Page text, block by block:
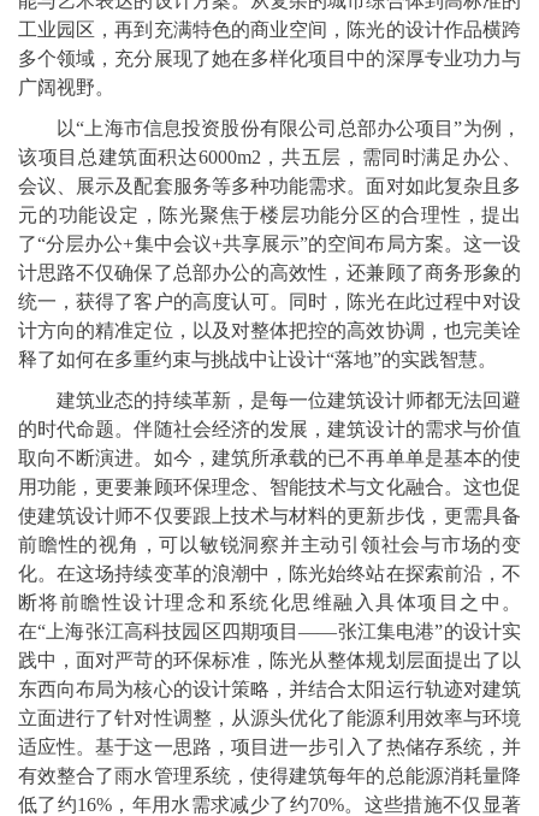
工业园区，再到充满特色的商业空间，陈光的设计作品横跨
多个领域，充分展现了她在多样化项目中的深厚专业功力与
广阔视野。
以“上海市信息投资股份有限公司总部办公项目”为例，
该项目总建筑面积达6000m2，共五层，需同时满足办公、
会议、展示及配套服务等多种功能需求。面对如此复杂且多
元的功能设定，陈光聚焦于楼层功能分区的合理性，提出
了“分层办公+集中会议+共享展示”的空间布局方案。这一设
计思路不仅确保了总部办公的高效性，还兼顾了商务形象的
统一，获得了客户的高度认可。同时，陈光在此过程中对设
计方向的精准定位，以及对整体把控的高效协调，也完美诠
释了如何在多重约束与挑战中让设计“落地”的实践智慧。
建筑业态的持续革新，是每一位建筑设计师都无法回避
的时代命题。伴随社会经济的发展，建筑设计的需求与价值
取向不断演进。如今，建筑所承载的已不再单单是基本的使
用功能，更要兼顾环保理念、智能技术与文化融合。这也促
使建筑设计师不仅要跟上技术与材料的更新步伐，更需具备
前瞻性的视角，可以敏锐洞察并主动引领社会与市场的变
化。在这场持续变革的浪潮中，陈光始终站在探索前沿，不
断将前瞻性设计理念和系统化思维融入具体项目之中。
在“上海张江高科技园区四期项目——张江集电港”的设计实
践中，面对严苛的环保标准，陈光从整体规划层面提出了以
东西向布局为核心的设计策略，并结合太阳运行轨迹对建筑
立面进行了针对性调整，从源头优化了能源利用效率与环境
适应性。基于这一思路，项目进一步引入了热储存系统，并
有效整合了雨水管理系统，使得建筑每年的总能源消耗量降
低了约16%，年用水需求减少了约70%。这些措施不仅显著